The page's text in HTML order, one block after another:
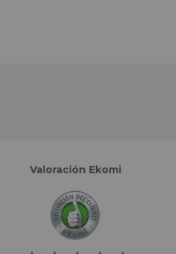
Valoración Ekomi